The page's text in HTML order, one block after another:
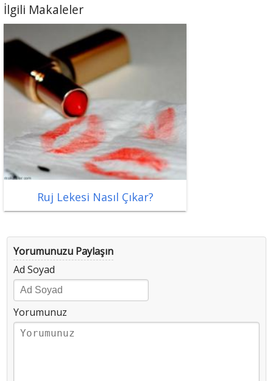
İlgili Makaleler
Ruj Lekesi Nasıl Çıkar?
Yorumunuzu Paylaşın
Ad Soyad
Yorumunuz